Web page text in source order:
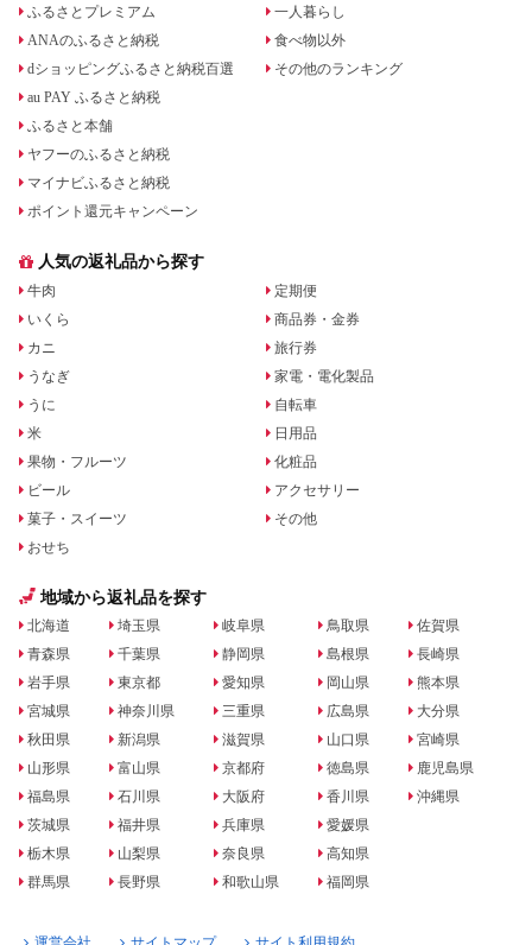
ふるさとプレミアム
ANAのふるさと納税
dショッピングふるさと納税百選
au PAY ふるさと納税
ふるさと本舗
ヤフーのふるさと納税
マイナビふるさと納税
ポイント還元キャンペーン
一人暮らし
食べ物以外
その他のランキング
人気の返礼品から探す
牛肉
いくら
カニ
うなぎ
うに
米
果物・フルーツ
ビール
菓子・スイーツ
おせち
定期便
商品券・金券
旅行券
家電・電化製品
自転車
日用品
化粧品
アクセサリー
その他
地域から返礼品を探す
北海道
青森県
岩手県
宮城県
秋田県
山形県
福島県
茨城県
栃木県
群馬県
埼玉県
千葉県
東京都
神奈川県
新潟県
富山県
石川県
福井県
山梨県
長野県
岐阜県
静岡県
愛知県
三重県
滋賀県
京都府
大阪府
兵庫県
奈良県
和歌山県
鳥取県
島根県
岡山県
広島県
山口県
徳島県
香川県
愛媛県
高知県
福岡県
佐賀県
長崎県
熊本県
大分県
宮崎県
鹿児島県
沖縄県